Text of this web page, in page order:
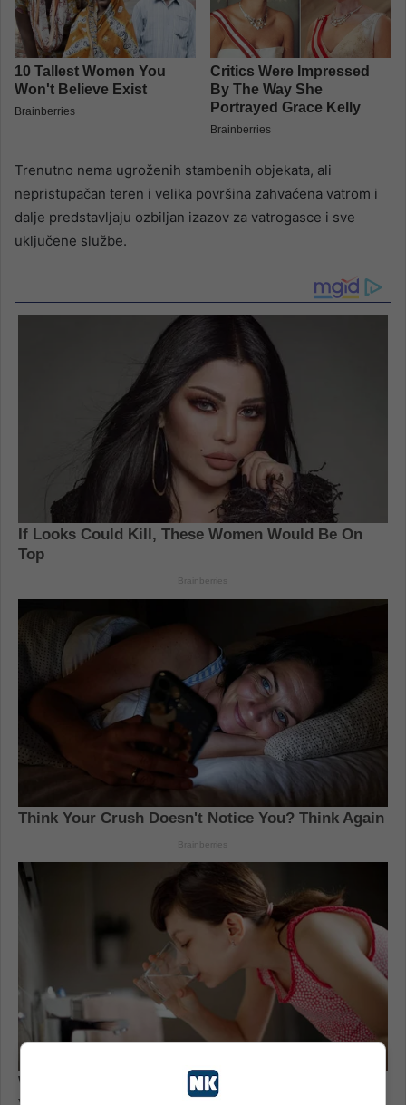
Trenutno nema ugroženih stambenih objekata, ali
nepristupačan teren i velika površina zahvaćena vatrom i
dalje predstavljaju ozbiljan izazov za vatrogasce i sve
uključene službe.